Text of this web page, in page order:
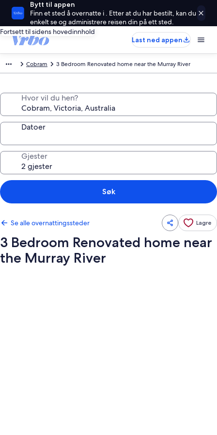
Bytt til appen
Finn et sted å overnatte i . Etter at du har bestilt, kan du
enkelt se og administrere reisen din på ett sted.
Fortsett til sidens hovedinnhold
Last ned appen
Cobram 3 Bedroom Renovated home near the Murray River
Hvor vil du hen?
Datoer
Gjester
Søk
Se alle overnattingssteder Lagre
3 Bedroom Renovated home near
the Murray River